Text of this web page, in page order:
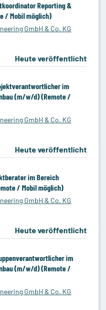
Reporting &
/ Mobil möglich)
GmbH & Co. KG
Heute veröffentlicht
im
(m/w/d) (Remote /
GmbH & Co. KG
Heute veröffentlicht
im Bereich
/ Mobil möglich)
GmbH & Co. KG
Heute veröffentlicht
im
(m/w/d) (Remote /
GmbH & Co. KG